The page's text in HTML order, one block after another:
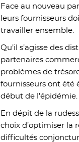
Face au nouveau
leurs fournisseurs
travailler ensemble.
Qu’il s’agisse des
partenaires
problèmes de
fournisseurs ont été
début de l’épidémie.
En dépit de la
choix d’optimiser la
difficultés